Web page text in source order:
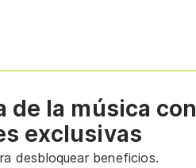
de la música con
exclusivas
desbloquear beneficios.